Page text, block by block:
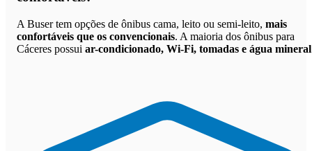
A Buser tem opções de ônibus cama, leito ou semi-leito, mais
confortáveis que os convencionais. A maioria dos ônibus para
Cáceres possui ar-condicionado, Wi-Fi, tomadas e água mineral